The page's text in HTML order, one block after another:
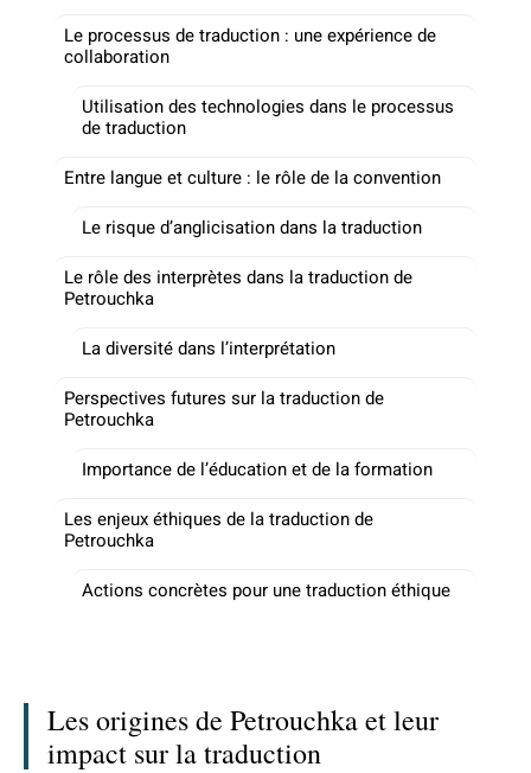
Le processus de traduction : une expérience de
collaboration
Utilisation des technologies dans le processus
de traduction
Entre langue et culture : le rôle de la convention
Le risque d’anglicisation dans la traduction
Le rôle des interprètes dans la traduction de
Petrouchka
La diversité dans l’interprétation
Perspectives futures sur la traduction de
Petrouchka
Importance de l’éducation et de la formation
Les enjeux éthiques de la traduction de
Petrouchka
Actions concrètes pour une traduction éthique
Les origines de Petrouchka et leur
impact sur la traduction